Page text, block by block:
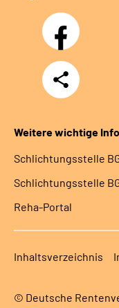
Facebook
Teilen
Weitere wichtige
Schlich­tungs­stel­le
Schlich­tungs­stel­le
Reha-Portal
Inhaltsverzeichnis
© Deutsche